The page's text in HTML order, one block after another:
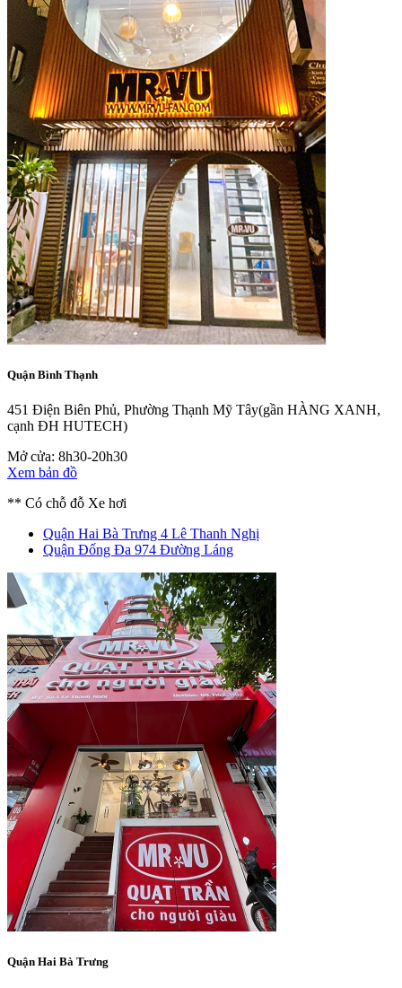
Quận Bình Thạnh
451 Điện Biên Phủ, Phường Thạnh Mỹ Tây(gần HÀNG XANH,
cạnh ĐH HUTECH)
Mở cửa: 8h30-20h30
Xem bản đồ
** Có chỗ đỗ Xe hơi
Quận Hai Bà Trưng 4 Lê Thanh Nghị
Quận Đống Đa 974 Đường Láng
Quận Hai Bà Trưng